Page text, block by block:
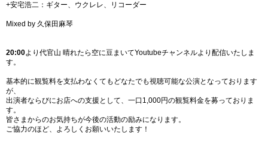
+安宅浩二：ギター、ウクレレ、リコーダー
Mixed by 久保田麻琴
20:00より代官山 晴れたら空に豆まいてYoutubeチャンネルより配信いたしま
す。
基本的に観覧料を支払わなくてもどなたでも視聴可能な公演となっております
が、
出演者ならびにお店への支援として、一口1,000円の観覧料金を募っておりま
す。
皆さまからのお気持ちが今後の活動の励みになります。
ご協力のほど、よろしくお願いいたします！